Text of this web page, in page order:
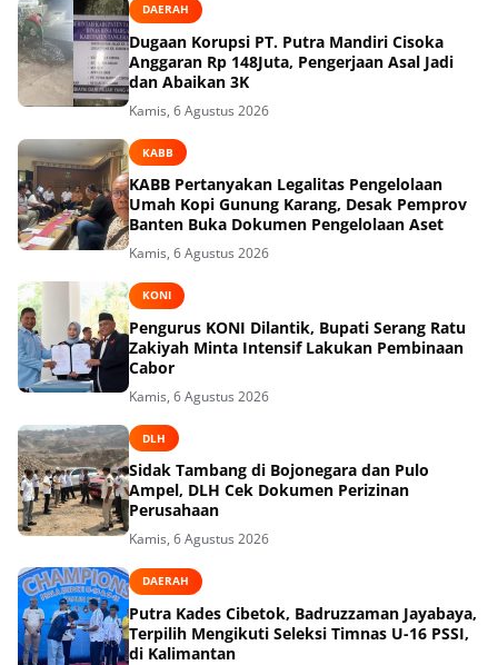
DAERAH
Dugaan Korupsi PT. Putra Mandiri Cisoka
Anggaran Rp 148Juta, Pengerjaan Asal Jadi
dan Abaikan 3K
Kamis, 6 Agustus 2026
KABB
KABB Pertanyakan Legalitas Pengelolaan
Umah Kopi Gunung Karang, Desak Pemprov
Banten Buka Dokumen Pengelolaan Aset
Kamis, 6 Agustus 2026
KONI
Pengurus KONI Dilantik, Bupati Serang Ratu
Zakiyah Minta Intensif Lakukan Pembinaan
Cabor
Kamis, 6 Agustus 2026
DLH
Sidak Tambang di Bojonegara dan Pulo
Ampel, DLH Cek Dokumen Perizinan
Perusahaan
Kamis, 6 Agustus 2026
DAERAH
Putra Kades Cibetok, Badruzzaman Jayabaya,
Terpilih Mengikuti Seleksi Timnas U-16 PSSI,
di Kalimantan